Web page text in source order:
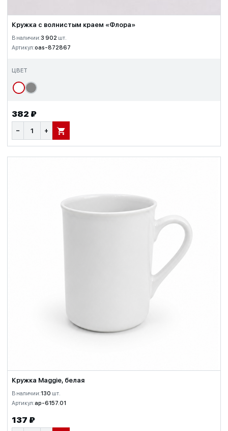
Кружка с волнистым краем «Флора»
В наличии:3 902 шт.
Артикул:oas-872867
ЦВЕТ
382 ₽
− + В КОРЗИНУ
Кружка Maggie, белая
В наличии:130 шт.
Артикул:ap-6157.01
137 ₽